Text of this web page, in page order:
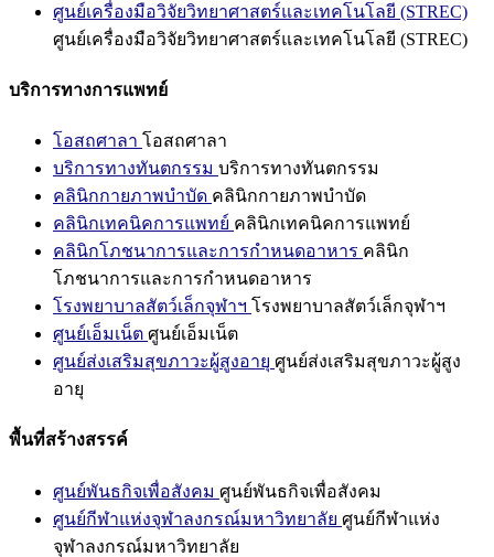
ศูนย์เครื่องมือวิจัยวิทยาศาสตร์และเทคโนโลยี (STREC)
ศูนย์เครื่องมือวิจัยวิทยาศาสตร์และเทคโนโลยี (STREC)
บริการทางการแพทย์
โอสถศาลา โอสถศาลา
บริการทางทันตกรรม บริการทางทันตกรรม
คลินิกกายภาพบำบัด คลินิกกายภาพบำบัด
คลินิกเทคนิคการแพทย์ คลินิกเทคนิคการแพทย์
คลินิกโภชนาการและการกำหนดอาหาร คลินิก
โภชนาการและการกำหนดอาหาร
โรงพยาบาลสัตว์เล็กจุฬาฯ โรงพยาบาลสัตว์เล็กจุฬาฯ
ศูนย์เอ็มเน็ต ศูนย์เอ็มเน็ต
ศูนย์ส่งเสริมสุขภาวะผู้สูงอายุ ศูนย์ส่งเสริมสุขภาวะผู้สูง
อายุ
พื้นที่สร้างสรรค์
ศูนย์พันธกิจเพื่อสังคม ศูนย์พันธกิจเพื่อสังคม
ศูนย์กีฬาแห่งจุฬาลงกรณ์มหาวิทยาลัย ศูนย์กีฬาแห่ง
จุฬาลงกรณ์มหาวิทยาลัย